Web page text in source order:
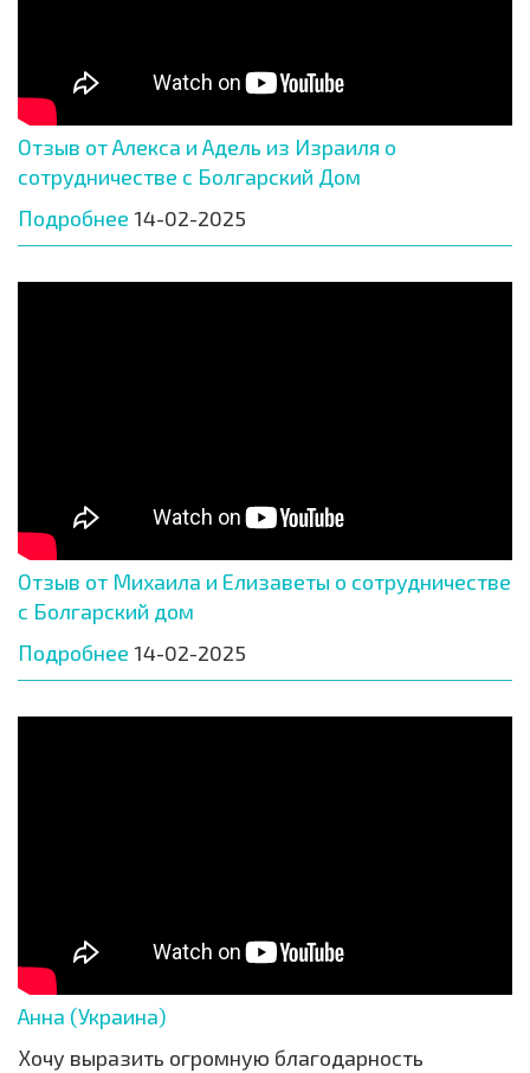
Отзыв от Алекса и Адель из Израиля о
сотрудничестве с Болгарский Дом
Подробнее 14-02-2025
Отзыв от Михаила и Елизаветы о сотрудничестве
с Болгарский дом
Подробнее 14-02-2025
Анна (Украина)
Хочу выразить огромную благодарность